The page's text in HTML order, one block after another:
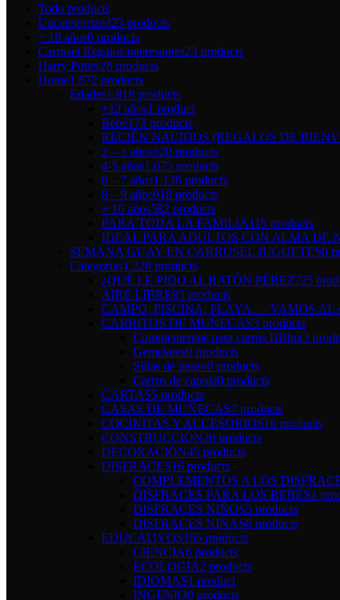
Todo products
Uncategorized23 products
+ 18 años0 products
Carrusel Regalos interesantes23 products
Harry Potter28 products
Home1.872 products
Edades1.818 products
+12 años1 product
Bebé173 products
RECIÉN NACIDOS (REGALOS DE
2 – 3 años520 products
4-5 años1.075 products
6 – 7 años1.136 products
8 – 9 años918 products
+ 10 años582 products
PARA TODA LA FAMILIA115 products
IDEAL PARA ADULTOS CON ALMA DE
SEMANA GUAY EN CARRUSEL JUGUETES0
Categorías1.228 products
¿QUÉ LE PIDO AL RATÓN PÉREZ?25
AIRE LIBRE85 products
CAMPO, PISCINA, PLAYA…. VAMOS AL
CARRITOS DE MUÑECAS3 products
Complementos para carros BBlux3
Gemelares0 products
Sillas de paseo0 products
Carros de capota0 products
CARTAS5 products
CASAS DE MUÑECAS7 products
COCINITAS Y ACCESORIOS16 products
CONSTRUCCIÓN20 products
DECORACIÓN45 products
DISFRACES16 products
COMPLEMENTOS A LOS
DISFRACES PARA LOS BEBÉS1
DISFRACES NIÑOS5 products
DISFRACES NIÑAS6 products
EDUCATIVOS155 products
CIENCIA6 products
ECOLOGIA2 products
IDIOMAS1 product
INGENIO0 products